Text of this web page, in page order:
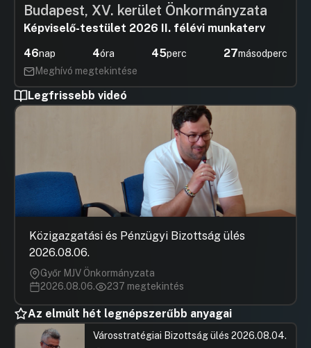
Budapest, XV. kerület Önkormányzata
Képviselő-testület 2026 II. félévi munkaterv
46nap 4óra 45perc 26másodperc
Meghívó megtekintése
Legfrissebb videó
Közigazgatási és Pénzügyi Bizottság ülés
2026.08.06.
Győr MJV Önkormányzata
2026.08.06.
237 megtekintés
Az elmúlt hét legnépszerűbb anyagai
Városstratégiai Bizottság ülés 2026.08.04.